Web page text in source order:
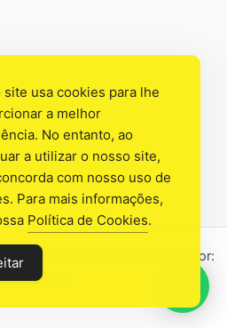
Têcnica Eletro Lar | Criado por:
Web
site usa cookies para lhe
a melhor
No entanto, ao
a utilizar o nosso site,
com nosso uso de
Para mais informações,
Política de Cookies.